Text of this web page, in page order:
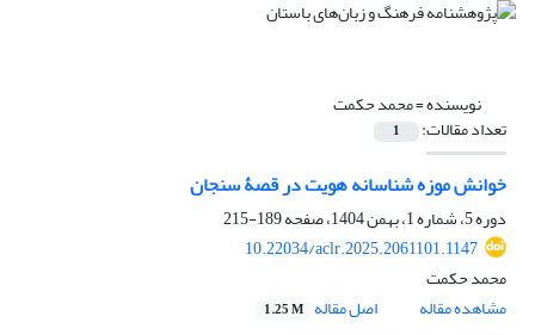
نویسنده =محمد حکمت
تعداد مقالات: 1
خوانش موزه‌ شناسانه هویت در قصۀ سنجان
دوره 5، شماره 1، بهمن 1404، صفحه
189-215
10.22034/aclr.2025.2061101.1147
محمد حکمت
مشاهده مقاله
اصل مقاله 1.25 M